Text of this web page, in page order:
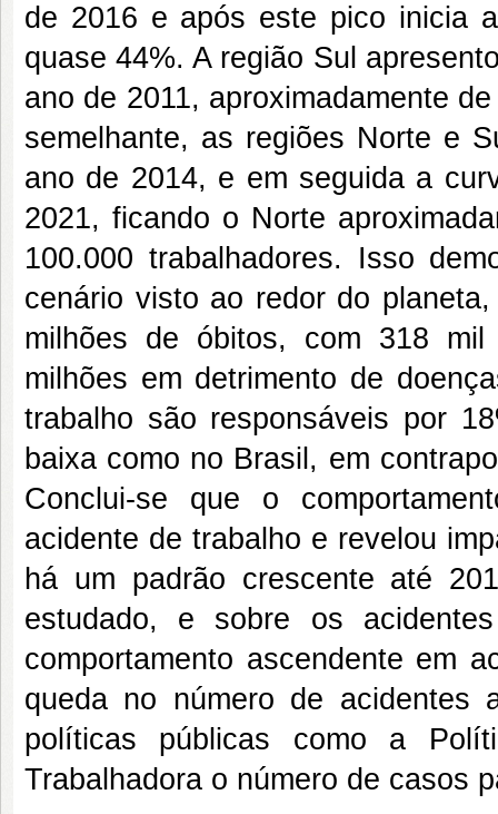
de 2016 e após este pico inicia
quase 44%. A região Sul
ano de 2011, aproximadamente
semelhante, as regiões Norte e
ano de 2014, e em seguida a
2021, ficando o Norte
100.000 trabalhadores. Isso
cenário visto ao redor do
milhões de óbitos, com 318
milhões em detrimento de
trabalho são responsáveis por
baixa como no Brasil, em
Conclui-se que o
acidente de trabalho e revelou
há um padrão crescente até
estudado, e sobre os
comportamento ascendente em
queda no número de acidentes
políticas públicas como a
Trabalhadora o número de casos